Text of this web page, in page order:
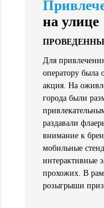
на улице
Для
оператору была
акция. На
города были
раздавали
внимание к
мобильные
интерактивные
прохожих. В
розыгрыши